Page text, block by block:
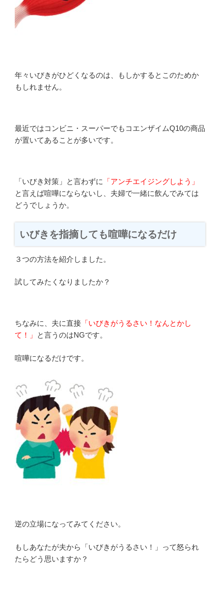
年々いびきがひどくなるのは、もしかするとこのためか
もしれません。
最近ではコンビニ・スーパーでもコエンザイムQ10の商品
が置いてあることが多いです。
「いびき対策」と言わずに
「アンチエイジングしよう」
と言えば喧嘩にならないし、夫婦で一緒に飲んでみては
どうでしょうか。
いびきを指摘しても喧嘩になるだけ
３つの方法を紹介しました。
試してみたくなりましたか？
ちなみに、夫に直接 「いびきがうるさい！なんとかし
て！」
と言うのはNGです。
喧嘩になるだけです。
逆の立場になってみてください。
もしあなたが夫から「いびきがうるさい！」って怒られ
たらどう思いますか？